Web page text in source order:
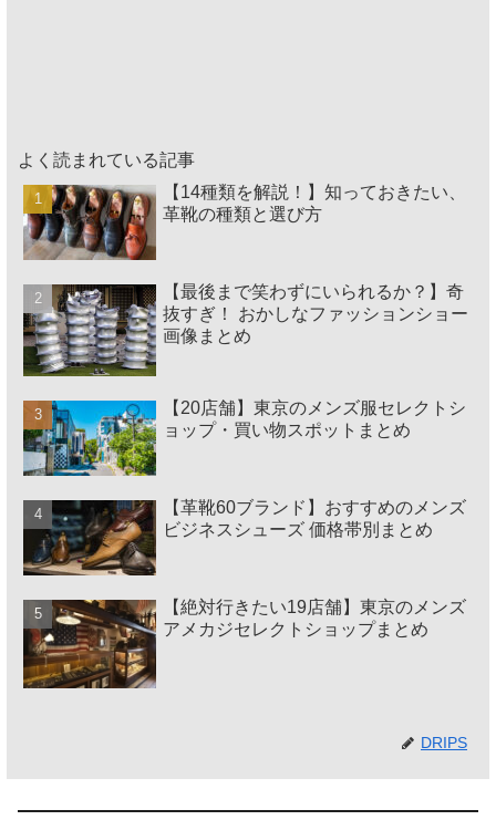
よく読まれている記事
【14種類を解説！】知っておきたい、
革靴の種類と選び方
【最後まで笑わずにいられるか？】奇
抜すぎ！ おかしなファッションショー
画像まとめ
【20店舗】東京のメンズ服セレクトシ
ョップ・買い物スポットまとめ
【革靴60ブランド】おすすめのメンズ
ビジネスシューズ 価格帯別まとめ
【絶対行きたい19店舗】東京のメンズ
アメカジセレクトショップまとめ
DRIPS